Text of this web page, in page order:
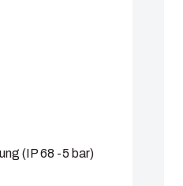
(IP 68 -5 bar)